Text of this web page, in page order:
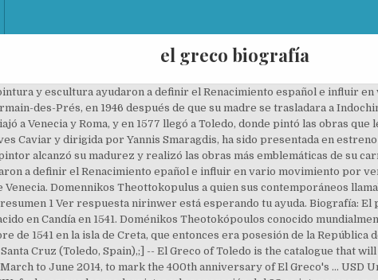
el greco biografía
Candía, Creta, y muere el 7 de abril de 1614 en Toledo, España. dagerymvalentina dagerymvalentina nació el 1 de octubre de 1541 en Candía (actual Heraclión) en la isla de Creta, que entonces era posesión de la República de Venecia. Hasta los 26 años vivió en Creta.Tras una estancia de 7 años en Roma se estableció en Toledo (España) por invitación de Diego de Castilla quién le pidió una obra de arte para la iglesia de Santo Domingo. Su soberbia acabó con sus ilusiones. 4:33 . Nacido en Nueva York en 1953, José Luis Greco es el hijo de los bailarines José Greco y Nila Amparo, y sobrino de la diva del Metropolitan Opera Norina Greco. Su padre, Geórgios Theotokópoulos, era comerciante y recaudador de impuestos y su hermano mayor, Manoússos Theotokópoulos, también era comerciante . 1383 p., 44 p. de lám inas. Biografía de El Greco: Sus inicios. Comienza el rodaje de la coproducción griego-rusa God Loves Caviar. El Greco nació y vivió in Greece por su infancia. Obras maestras , organizado por la Fundación Amigos del Museo del Prado, que contó entre sus participantes con algunos de los más distinguidos especialistas sobre el tema, tanto españoles como extranjeros. PRENSA: Alberto Greco, nace en Buenos Aires el 14 de enero de 1931. Desde la adolescencia Greco comienza a transitar la actuación, la poesía y diferentes talleres de arte. Artista plástico de origen griego, enrolado en el Renacimiento, que triunfa en España, realizando obras de temáticas religiosas y con un sello muy singular. Biografía de El Greco - Quién fue. Doménikos Theotokópoulos, (Candía isla de Creta, 1541 – Toledo, 1614), conocido como el Greco («el griego»), fue un pintor del final del Renacimiento que desarrolló un estilo muy personal en sus obras de madurez. ISBN 978-84-0809-484-5 . Este hombre ha sido un pintor, escultor y arquitecto de origen griego que ha trabajado principalmente en España. Llamado El Greco (el Griego), Theotokópoulos realizó obras maestras consideradas brillantes. Biografía de El Greco. Este cuadro realizado para la iglesia de Santo Tomé en Toledo, muestra a un noble toledano en su tumba, rodeado por los santos Esteban y Agustín. Biografía El Greco. Su soberbia acabó con sus ilusiones. GALERIA VIRTUAL . Es en el año 1586 que gracias a una de sus obras cumbre titulada "El entierro del conde de Orgaz", El Greco se convierte en el máximo maestro de la península. Nada se sabe de su madre o de su primera esposa, también griega. Doménikos Theotokópoulos, conocido simplemente como el Greco, ha sido uno de los artistas plásticos griegos más relevantes de la historia. El Greco. Lo más normal era que el Greco quisiera probar fortuna en la Metrópoli, completando allí su educación pictórica con el trato y la enseñanza de los grandes pintores venecianos. En 2011-2012 fue el productor, junto con Lisandro Carret, de la obra teatral «Ponete en mis zapatos» de Ana von Rebeur [38] dirigida por Carlos Evaristo en gira por distintas provincias de la República Argentina; participó en los Premios Carlos 2012 de Villa Carlos Paz, provincia de Córdoba (Argentina) nominada como mejor comedia y premio Revelación Femenina a Mónica Greco. BC 22118 . A la edad de 15 años sus padres se divorcian; él y su hermano menor se quedan con su madre, aunque Alberto no tenía una buena relación con ella. El Greco es una película de Yannis Smaragdis que muestra la vida del pintor así apodado, desde sus inicios como pintor de iconos en la isla de Creta hasta su triunfo en Toledo.. Argumento. Alicia Cámara BIOGRAFÍA, ETAPAS, CARACTERÍSTICAS Y PRINCIPALES OBRAS. Fue a Roma en 1570 por recomendación del miniaturista croata Giulio Clovio , con la esperanza de conseguir fama , pero como pintaba a su manera y los romanos no toleraban sus pinturas, su sueño no se hizo realidad. Se convirtió en una de las figuras claves de la bohemia en el … Su padre, Geórgios Theotokópoulos, era comerciante y recaudador de impuestos y su hermano mayor, … El Greco of Toledo : painter of the visible and the invisible. Nació en 1541 en Candia capital de la isla de Creta . La isla se hallaba bajo el protectorado de Venecia. A esta definición, sin embargo, se asocia la hipótesis de que él vivía entre el genio y la locura, como sucede a menudo a los genios.Más allá del chisme histórico, El Greco fue un precursor del Renacimiento español, aunque nació en Creta y también trabajó en Venecia y Roma. Durante su estancia de … Su padre, Geórgios Theotokópoulos, fue comerciante y recaudador de impuestos. Catálogo